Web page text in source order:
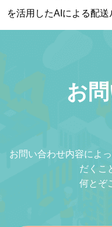
を活用したAIによる配
お
お問い合わせ内容によ
だくこ
何とぞ